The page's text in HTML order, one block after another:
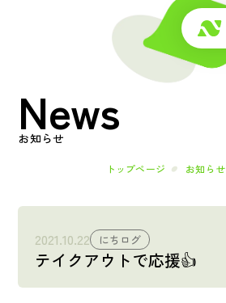
トップページ
About
メッセージ
会社概要
News
お知らせ
トップページ お知らせ
2021.10.22 にちログ
テイクアウトで応援👍